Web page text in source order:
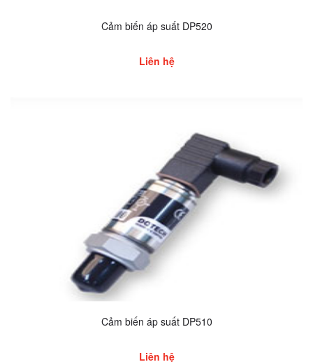
Cảm biến áp suất DP520
Liên hệ
Cảm biến áp suất DP510
Liên hệ